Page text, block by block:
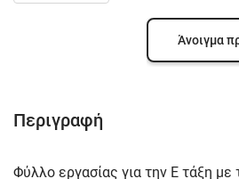
Άνοιγμα
Περιγραφή
Φύλλο εργασίας για την Ε τάξη με